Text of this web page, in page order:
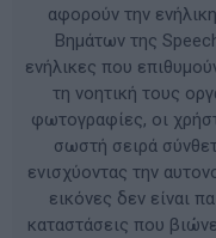
αφορούν την
Βημάτων της
ενήλικες που
τη νοητική τους
φωτογραφίες, οι
σωστή σειρά
ενισχύοντας την
εικόνες δεν είναι
καταστάσεις που